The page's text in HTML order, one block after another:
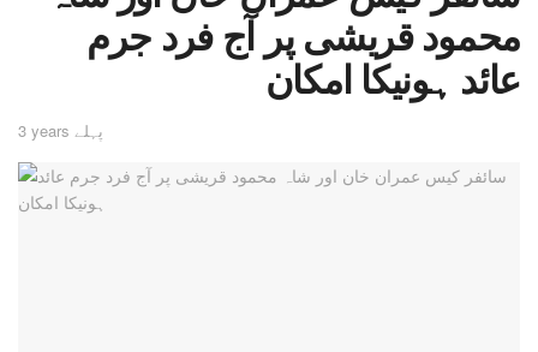
محمود قریشی پر آج فرد جرم
عائد ہونیکا امکان
3 years پہلے